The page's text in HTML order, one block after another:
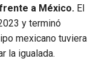
a México. El
y terminó
mexicano tuviera
la igualada.